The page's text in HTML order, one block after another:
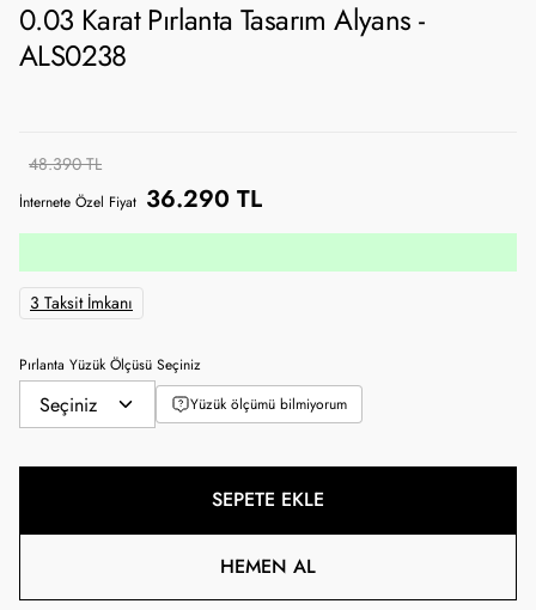
0.03 Karat Pırlanta Tasarım Alyans -
ALS0238
48.390 TL
İnternete Özel Fiyat 36.290 TL
3 Taksit İmkanı
Pırlanta Yüzük Ölçüsü Seçiniz
Yüzük ölçümü bilmiyorum
SEPETE EKLE
HEMEN AL